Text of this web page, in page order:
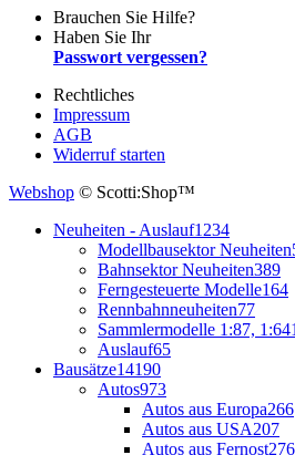
Brauchen Sie Hilfe?
Haben Sie Ihr
Passwort vergessen?
Rechtliches
Impressum
AGB
Widerruf starten
Webshop © Scotti:Shop™
Neuheiten - Auslauf1234
Modellbausektor Neuheiten
Bahnsektor Neuheiten389
Ferngesteuerte Modelle164
Rennbahnneuheiten77
Sammlermodelle 1:87, 1:64
Auslauf65
Bausätze14190
Autos973
Autos aus Europa266
Autos aus USA207
Autos aus Fernost276